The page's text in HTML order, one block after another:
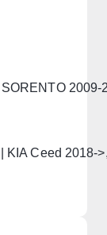
KIA Ceed 2018-